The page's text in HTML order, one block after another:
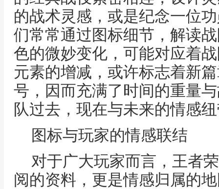
的战术灵感，或是纪念一位
们常常通过图标细节，解读
色的微妙变化，可能对应着
元素的增减，或许标志着新
号，因而充满了时间的重量
队过去，现在与未来的情感
图标与玩家的情感联结
对于广大玩家而言，王者
阅的资料，更是情感归属的